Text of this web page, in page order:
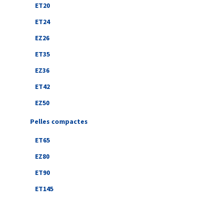
ET20
ET24
EZ26
ET35
EZ36
ET42
EZ50
Pelles compactes
ET65
EZ80
ET90
ET145